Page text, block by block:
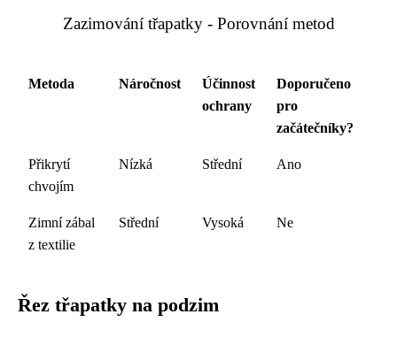
Zazimování třapatky - Porovnání metod
Metoda Náročnost
Účinnost
ochrany
Doporučeno
pro
začátečníky?
Přikrytí
chvojím
Nízká Střední Ano
Zimní zábal
z textilie
Střední Vysoká Ne
Řez třapatky na podzim